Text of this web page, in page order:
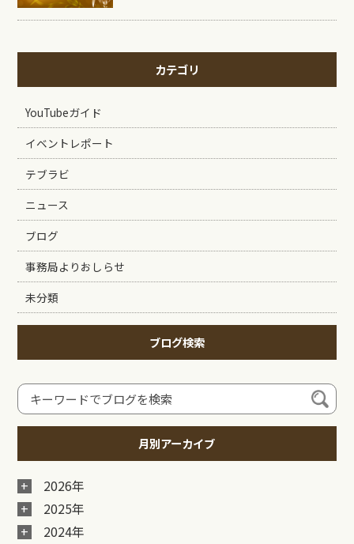
カテゴリ
YouTubeガイド
イベントレポート
テブラビ
ニュース
ブログ
事務局よりおしらせ
未分類
ブログ検索
月別アーカイブ
2026年
2025年
2024年